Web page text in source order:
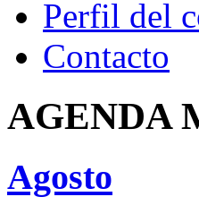
Perfil del
Contacto
AGENDA
Agosto